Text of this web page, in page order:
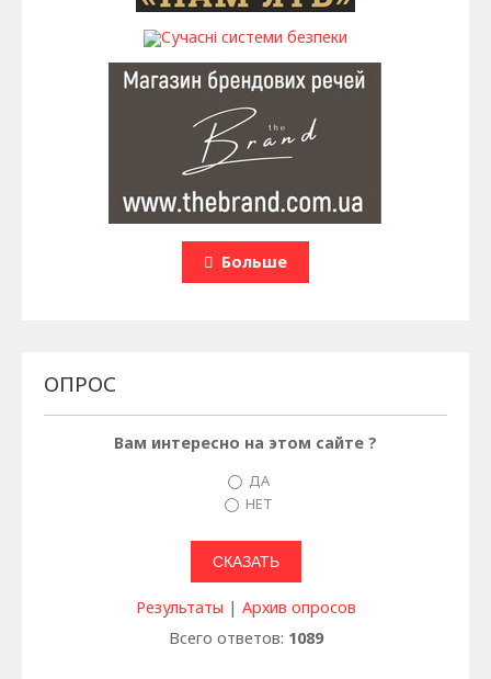
Больше
ОПРОС
Вам интересно на этом сайте ?
ДА
НЕТ
Результаты | Архив опросов
Всего ответов: 1089